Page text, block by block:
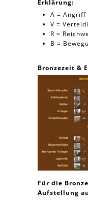
Erklärung:
A = Angriff
V =
R =
B =
Bronzezeit &
Für die
Aufstellung